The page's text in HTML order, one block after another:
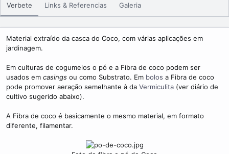
r
i
s
h
d
e
l
e
r
d
t
i
m
Verbete Links & Referencias Galeria
Material extraído da casca do Coco, com várias aplicações em
jardinagem.
Em culturas de cogumelos o pó e a Fibra de coco podem ser
usados em casings ou como Substrato. Em bolos a Fibra de coco
pode promover aeração semelhante à da Vermiculita (ver diário de
cultivo sugerido abaixo).
A Fibra de coco é basicamente o mesmo material, em formato
diferente, filamentar.